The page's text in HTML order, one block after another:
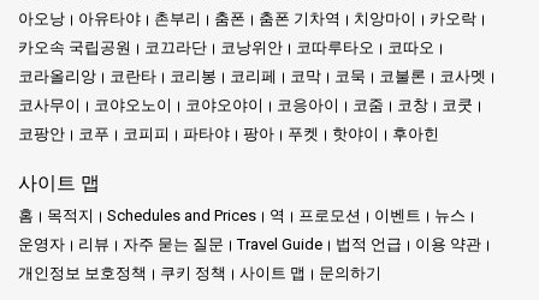
아오낭
아유타야 촌부리 춤폰 춤폰 기차역 치앙마이
카오락
카오속 국립공원
코끄라단 코낭위안 코따루타오
코따오
코라올리앙
코란타 코리봉 코리페 코막 코묵 코불론
코사멧
코사무이
코야오노이 코야오야이 코응아이 코줌 코창
코쿳
코팡안
코푸 코피피 파타야 팡아 푸켓 핫야이 후아힌
사이트 맵
홈 목적지 Schedules and Prices 역 프로모션 이벤트
뉴스
운영자
리뷰 자주 묻는 질문 Travel Guide 법적 언급
이용 약관
개인정보 보호정책
쿠키 정책 사이트 맵 문의하기